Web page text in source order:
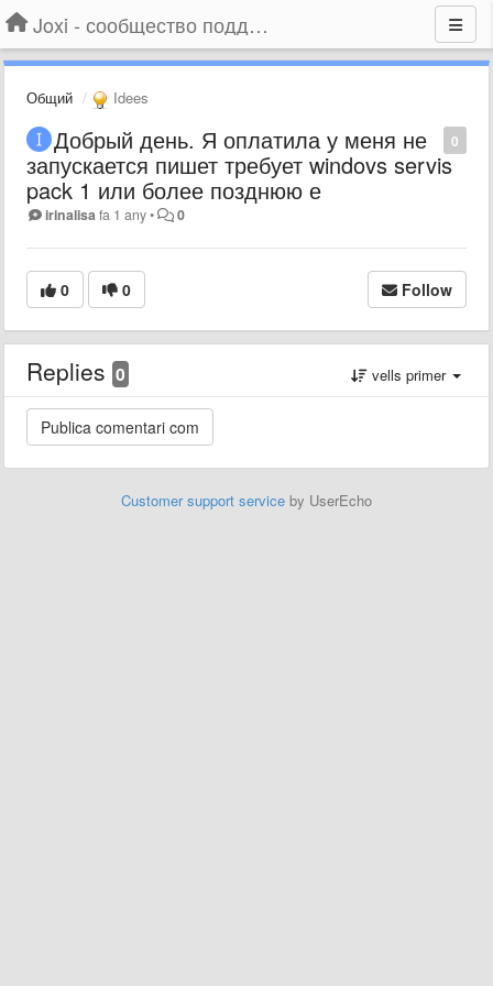
Joxi - сообщество поддержки
Общий Idees
0
Добрый день. Я оплатила у меня не
запускается пишет требует windovs servis
pack 1 или более позднюю е
irinalisa fa 1 any• 0
0 0 Follow
Replies 0 vells primer
Customer support service by UserEcho